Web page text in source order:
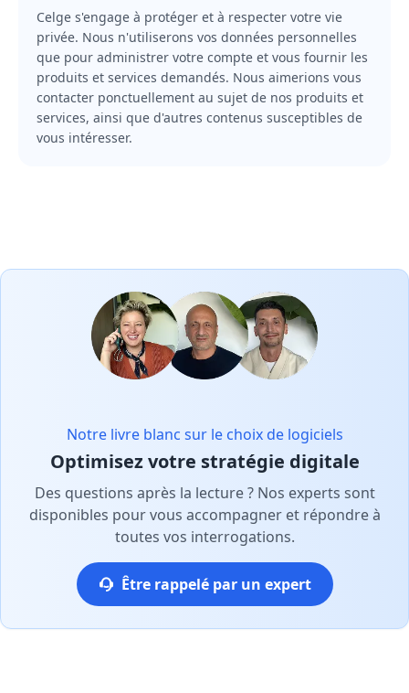
Celge s'engage à protéger et à respecter votre vie
privée. Nous n'utiliserons vos données personnelles
que pour administrer votre compte et vous fournir les
produits et services demandés. Nous aimerions vous
contacter ponctuellement au sujet de nos produits et
services, ainsi que d'autres contenus susceptibles de
vous intéresser.
Notre livre blanc sur le choix de logiciels
Optimisez votre stratégie digitale
Des questions après la lecture ? Nos experts sont
disponibles pour vous accompagner et répondre à
toutes vos interrogations.
Être rappelé par un expert